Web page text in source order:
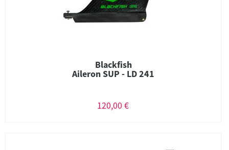
Blackfish
Aileron SUP - LD 241
120,00 €